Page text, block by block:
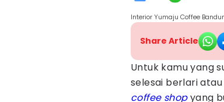
Interior Yumaju Coffee
Share Article
Untuk kamu yang
selesai berlari
coffee shopyang